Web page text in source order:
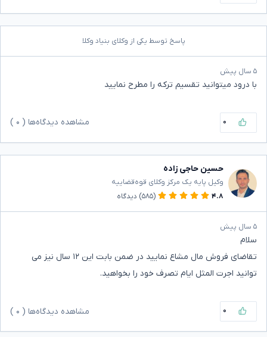
پاسخ توسط یکی از وکلای بنیاد وکلا
۵ سال پیش
با درود میتوانید تقسیم ترکه را مطرح نمایید
۰ مشاهده دیدگاه‌ها ( ۰
حسین حاجی زاده
وکیل پایه یک مرکز وکلای قوه‌قضاییه
۴.۸
(۵۸۵) دیدگاه
۵ سال پیش
سلام
تقاضای فروش مال مشاع نمایید در ضمن بابت این ۱۲ سال نیز می
توانید اجرت المثل ایام تصرف خود را بخواهید.
۰ مشاهده دیدگاه‌ها ( ۰